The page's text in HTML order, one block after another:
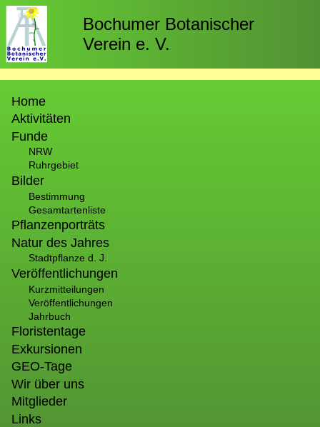
Direkt
zum
Inhalt
Bochumer Botanischer
Verein e. V.
Home
Aktivitäten
Funde
NRW
Ruhrgebiet
Bilder
Bestimmung
Gesamtartenliste
Pflanzenporträts
Natur des Jahres
Stadtpflanze d. J.
Veröffentlichungen
Kurzmitteilungen
Veröffentlichungen
Jahrbuch
Floristentage
Exkursionen
GEO-Tage
Wir über uns
Mitglieder
Links